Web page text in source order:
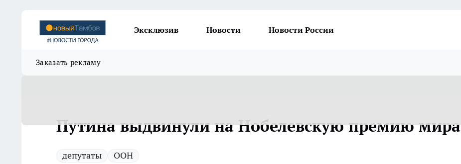
Эксклюзив Новости Новости России
Заказать рекламу
Путина выдвинули на Нобелевскую премию мира
депутаты ООН